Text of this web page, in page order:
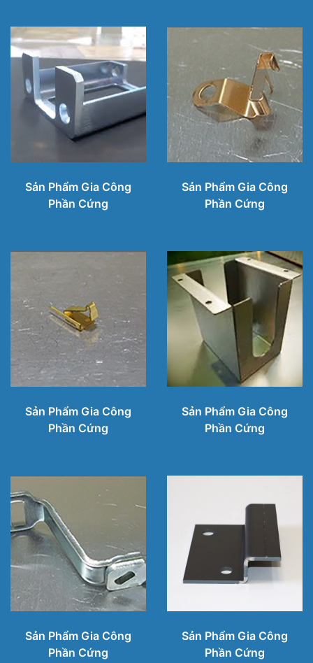
Sản Phẩm Gia Công
Phần Cứng
Sản Phẩm Gia Công
Phần Cứng
Sản Phẩm Gia Công
Phần Cứng
Sản Phẩm Gia Công
Phần Cứng
Sản Phẩm Gia Công
Phần Cứng
Sản Phẩm Gia Công
Phần Cứng